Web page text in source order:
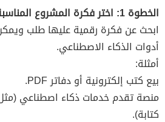
الخطوة 1: اختر فكرة المشروع المناسبة
ابحث عن فكرة رقمية عليها طلب
أدوات الذكاء الاصطناعي.
أمثلة:
بيع كتب إلكترونية أو دفاتر PDF.
منصة تقدم خدمات ذكاء اصطناعي
كتابة).